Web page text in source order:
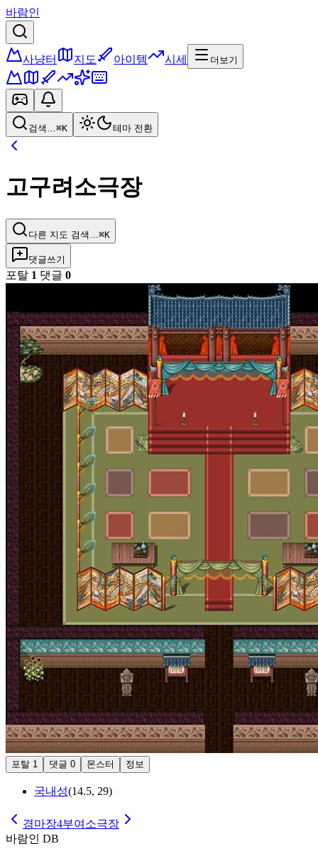
바람인
사냥터 지도 아이템 시세 더보기
검색…⌘K 테마 전환
고구려소극장
다른 지도 검색… ⌘K
댓글쓰기
포탈 1 댓글 0
포탈 1 댓글 0 몬스터 정보
국내성(14.5, 29)
경마장4부여소극장
바람인 DB